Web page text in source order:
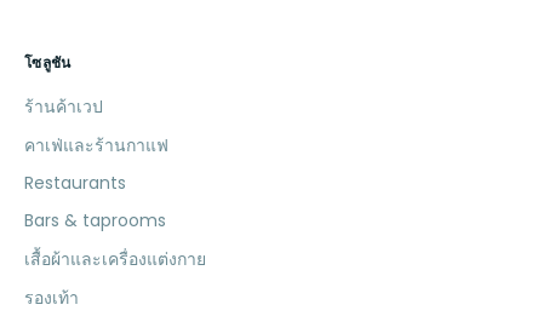
โซลูชัน
ร้านค้าเวป
คาเฟ่และร้านกาแฟ
Restaurants
Bars & taprooms
เสื้อผ้าและเครื่องแต่งกาย
รองเท้า